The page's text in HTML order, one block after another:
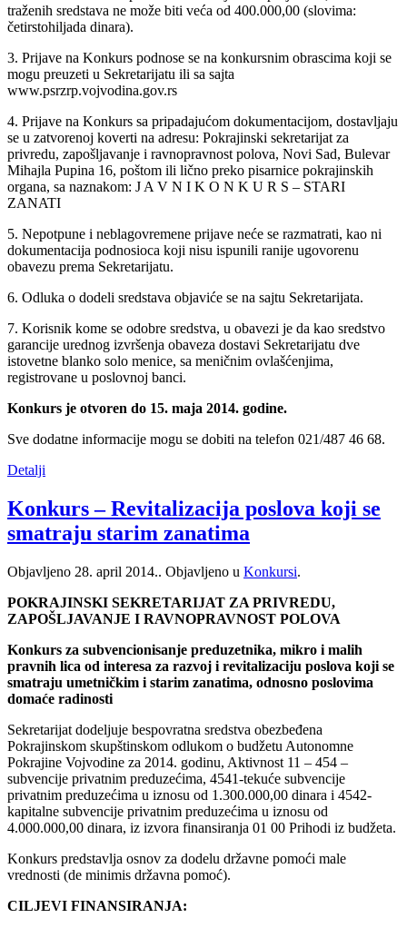
traženih sredstava ne može biti veća od 400.000,00 (slovima:
četirstohiljada dinara).
3. Prijave na Konkurs podnose se na konkursnim obrascima koji se
mogu preuzeti u Sekretarijatu ili sa sajta
www.psrzrp.vojvodina.gov.rs
4. Prijave na Konkurs sa pripadajućom dokumentacijom, dostavljaju
se u zatvorenoj koverti na adresu: Pokrajinski sekretarijat za
privredu, zapošljavanje i ravnopravnost polova, Novi Sad, Bulevar
Mihajla Pupina 16, poštom ili lično preko pisarnice pokrajinskih
organa, sa naznakom: J A V N I K O N K U R S – STARI
ZANATI
5. Nepotpune i neblagovremene prijave neće se razmatrati, kao ni
dokumentacija podnosioca koji nisu ispunili ranije ugovorenu
obavezu prema Sekretarijatu.
6. Odluka o dodeli sredstava objaviće se na sajtu Sekretarijata.
7. Korisnik kome se odobre sredstva, u obavezi je da kao sredstvo
garancije urednog izvršenja obaveza dostavi Sekretarijatu dve
istovetne blanko solo menice, sa meničnim ovlašćenjima,
registrovane u poslovnoj banci.
Konkurs je otvoren do 15. maja 2014. godine.
Sve dodatne informacije mogu se dobiti na telefon 021/487 46 68.
Detalji
Konkurs – Revitalizacija poslova koji se
smatraju starim zanatima
Objavljeno 28. april 2014.. Objavljeno u Konkursi.
POKRAJINSKI SEKRETARIJAT ZA PRIVREDU,
ZAPOŠLJAVANJE I RAVNOPRAVNOST POLOVA
Konkurs za subvencionisanje preduzetnika, mikro i malih
pravnih lica od interesa za razvoj i revitalizaciju poslova koji se
smatraju umetničkim i starim zanatima, odnosno poslovima
domaće radinosti
Sekretarijat dodeljuje bespovratna sredstva obezbeđena
Pokrajinskom skupštinskom odlukom o budžetu Autonomne
Pokrajine Vojvodine za 2014. godinu, Aktivnost 11 – 454 –
subvencije privatnim preduzećima, 4541-tekuće subvencije
privatnim preduzećima u iznosu od 1.300.000,00 dinara i 4542-
kapitalne subvencije privatnim preduzećima u iznosu od
4.000.000,00 dinara, iz izvora finansiranja 01 00 Prihodi iz budžeta.
Konkurs predstavlja osnov za dodelu državne pomoći male
vrednosti (de minimis državna pomoć).
CILJEVI FINANSIRANJA: